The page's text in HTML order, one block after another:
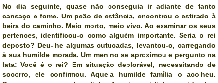
No dia seguinte, quase não conseguia ir adiante de tanto
cansaço e fome. Um peão de estância, encontrou-o estirado à
beira do caminho. Meio morto, meio vivo. Ao examinar os seus
pertences, identificou-o como alguém importante. Seria o rei
deposto? Deu-lhe algumas cutucadas, levantou-o, carregando
à sua humilde morada. Um menino se aproximou e pergunto na
lata: Você é o rei? Em situação deplorável, necessitando de
socorro, ele confirmou. Aquela humilde família o acolheu.